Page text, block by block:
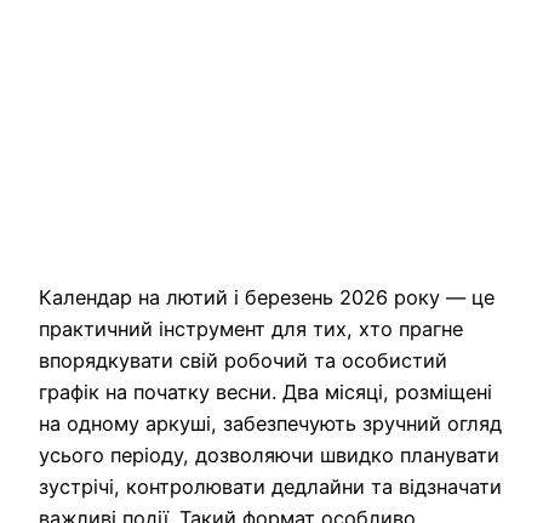
Календар на лютий і березень 2026 року — це
практичний інструмент для тих, хто прагне
впорядкувати свій робочий та особистий
графік на початку весни. Два місяці, розміщені
на одному аркуші, забезпечують зручний огляд
усього періоду, дозволяючи швидко планувати
зустрічі, контролювати дедлайни та відзначати
важливі події. Такий формат особливо